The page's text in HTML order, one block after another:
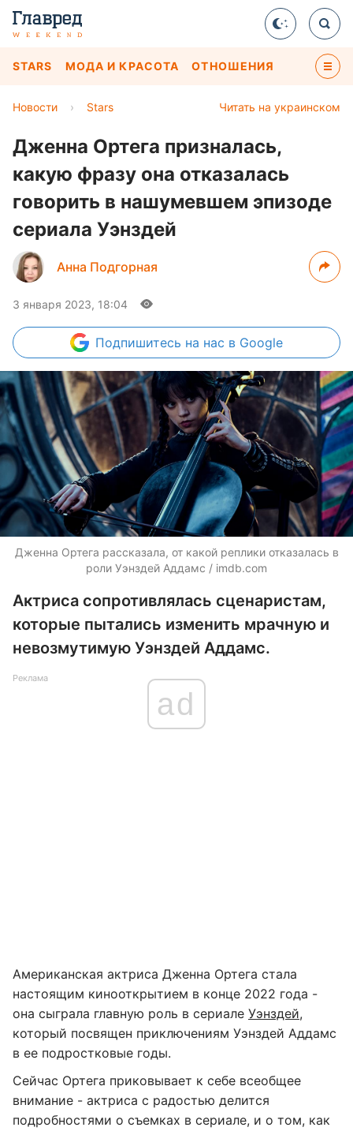
STARS МОДА И КРАСОТА ОТНОШЕНИЯ
Читать на украинском
Новости › Stars
Дженна Ортега призналась,
какую фразу она отказалась
говорить в нашумевшем эпизоде
сериала Уэнздей
Анна Подгорная
3 января 2023, 18:04
Подпишитесь на нас в Google
Дженна Ортега рассказала, от какой реплики отказалась в
роли Уэнздей Аддамс / imdb.com
Актриса сопротивлялась сценаристам,
которые пытались изменить мрачную и
невозмутимую Уэнздей Аддамс.
Реклама
ad
Американская актриса Дженна Ортега стала
настоящим кинооткрытием в конце 2022 года -
она сыграла главную роль в сериале Уэнздей,
который посвящен приключениям Уэнздей Аддамс
в ее подростковые годы.
Сейчас Ортега приковывает к себе всеобщее
внимание - актриса с радостью делится
подробностями о съемках в сериале, и о том, как